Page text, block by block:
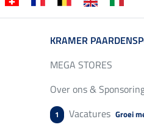
KRAMER
MEGA STORES
Over ons &
1 Vacatures Groei